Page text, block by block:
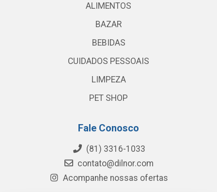
ALIMENTOS
BAZAR
BEBIDAS
CUIDADOS PESSOAIS
LIMPEZA
PET SHOP
Fale Conosco
(81) 3316-1033
contato@dilnor.com
Acompanhe nossas ofertas